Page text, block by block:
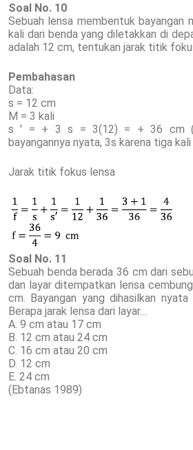
Soal No. 10
Sebuah lensa membentuk bayangan
kali dari benda yang diletakkan di
adalah 12 cm, tentukan jarak titik
Pembahasan
Data:
s = 12 cm
M = 3 kali
s ' = + 3 s = 3(12) = + 36 cm
bayangannya nyata, 3s karena tiga
Jarak titik fokus lensa
Soal No. 11
Sebuah benda berada 36 cm dari
dan layar ditempatkan lensa
cm. Bayangan yang dihasilkan
Berapa jarak lensa dari layar…
A. 9 cm atau 17 cm
B. 12 cm atau 24 cm
C. 16 cm atau 20 cm
D. 12 cm
E. 24 cm
(Ebtanas 1989)